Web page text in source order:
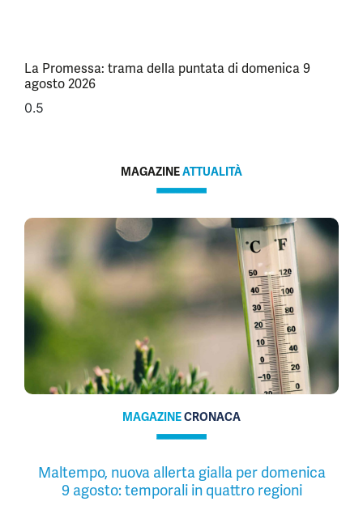
La Promessa: trama della puntata di domenica 9
agosto 2026
MAGAZINEATTUALITÀ
MAGAZINECRONACA
Maltempo, nuova allerta gialla per domenica
9 agosto: temporali in quattro regioni